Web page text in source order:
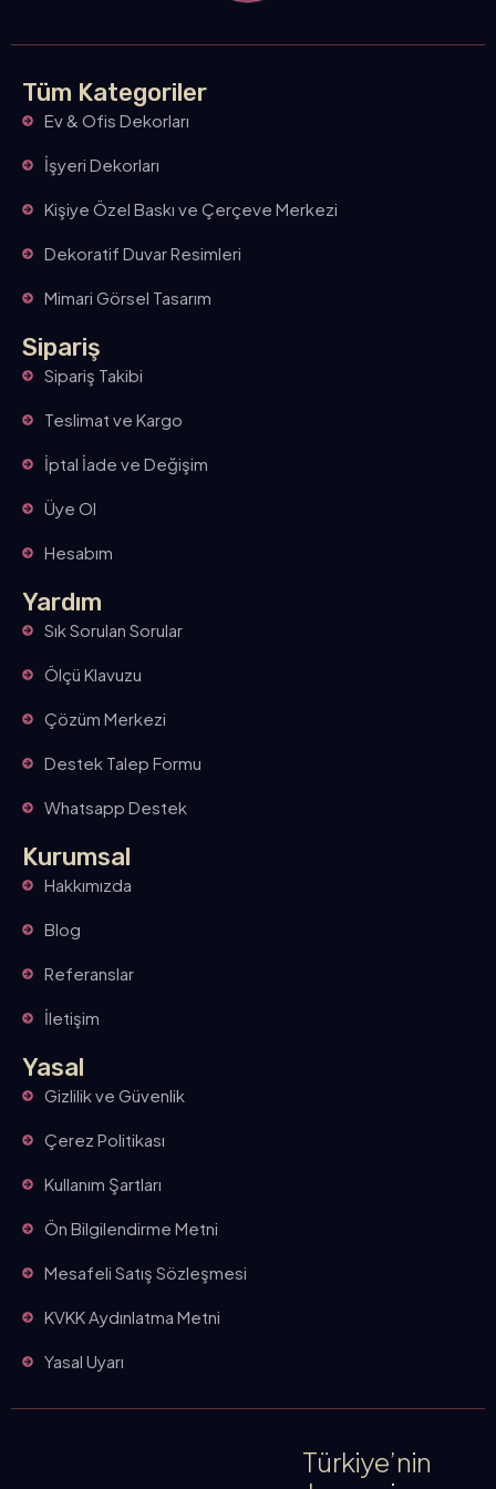
Tüm Kategoriler
Ev & Ofis Dekorları
İşyeri Dekorları
Kişiye Özel Baskı ve Çerçeve Merkezi
Dekoratif Duvar Resimleri
Mimari Görsel Tasarım
Sipariş
Sipariş Takibi
Teslimat ve Kargo
İptal İade ve Değişim
Üye Ol
Hesabım
Yardım
Sık Sorulan Sorular
Ölçü Klavuzu
Çözüm Merkezi
Destek Talep Formu
Whatsapp Destek
Kurumsal
Hakkımızda
Blog
Referanslar
İletişim
Yasal
Gizlilik ve Güvenlik
Çerez Politikası
Kullanım Şartları
Ön Bilgilendirme Metni
Mesafeli Satış Sözleşmesi
KVKK Aydınlatma Metni
Yasal Uyarı
Türkiye’nin